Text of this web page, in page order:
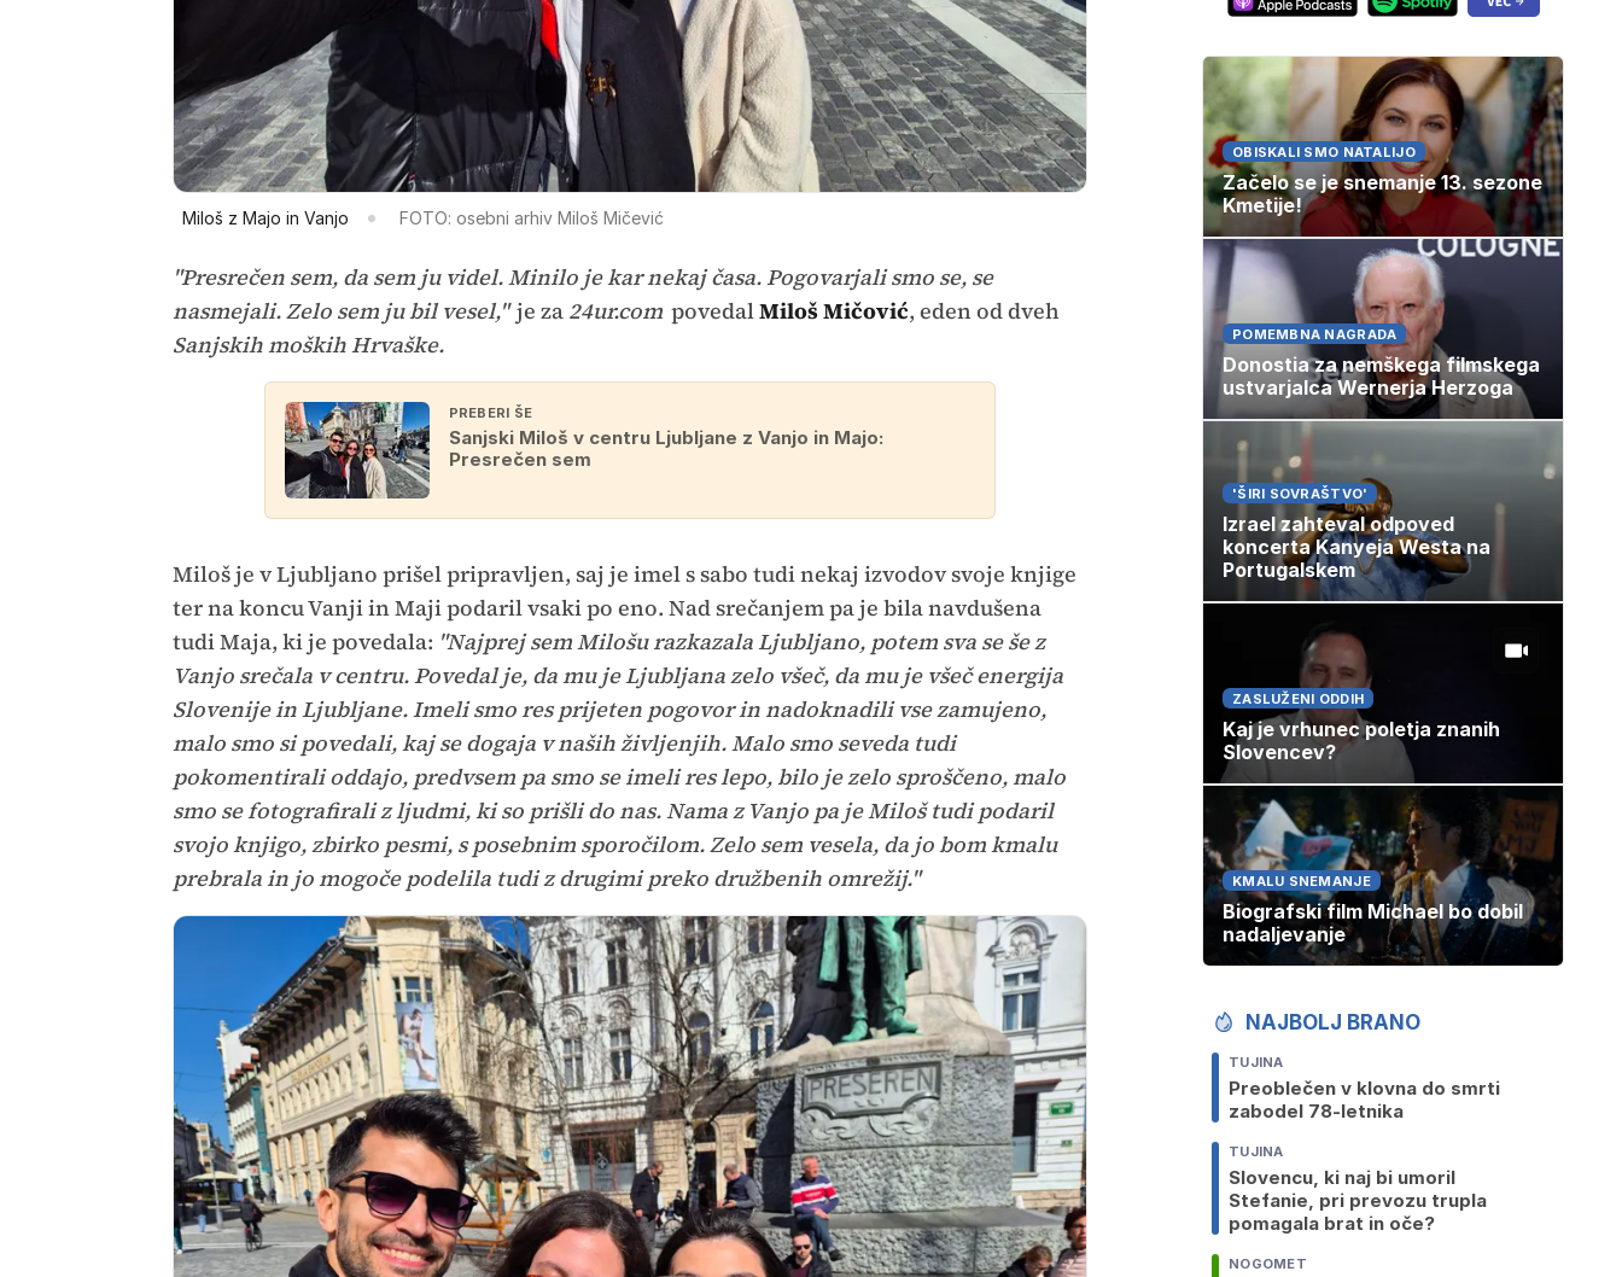
Miloš z Majo in Vanjo FOTO: osebni arhiv Miloš Mičević
"Presrečen sem, da sem ju videl. Minilo je kar nekaj časa. Pogovarjali smo se, se
nasmejali. Zelo sem ju bil vesel,"je za 24ur.com povedalMiloš Mičović, eden od dveh
Sanjskih moških Hrvaške.
PREBERI ŠE
Sanjski Miloš v centru Ljubljane z Vanjo in Majo:
Presrečen sem
Miloš je v Ljubljano prišel pripravljen, saj je imel s sabo tudi nekaj izvodov svoje knjige
ter na koncu Vanji in Maji podaril vsaki po eno. Nad srečanjem pa je bila navdušena
tudi Maja, ki je povedala: "Najprej sem Milošu razkazala Ljubljano, potem sva se še z
Vanjo srečala v centru. Povedal je, da mu je Ljubljana zelo všeč, da mu je všeč energija
Slovenije in Ljubljane. Imeli smo res prijeten pogovor in nadoknadili vse zamujeno,
malo smo si povedali, kaj se dogaja v naših življenjih. Malo smo seveda tudi
pokomentirali oddajo, predvsem pa smo se imeli res lepo, bilo je zelo sproščeno, malo
smo se fotografirali z ljudmi, ki so prišli do nas. Nama z Vanjo pa je Miloš tudi podaril
svojo knjigo, zbirko pesmi, s posebnim sporočilom. Zelo sem vesela, da jo bom kmalu
prebrala in jo mogoče podelila tudi z drugimi preko družbenih omrežij."
OBISKALI SMO NATALIJO
Začelo se je snemanje 13. sezone
Kmetije!
POMEMBNA NAGRADA
Donostia za nemškega filmskega
ustvarjalca Wernerja Herzoga
'ŠIRI SOVRAŠTVO'
Izrael zahteval odpoved
koncerta Kanyeja Westa na
Portugalskem
ZASLUŽENI ODDIH
Kaj je vrhunec poletja znanih
Slovencev?
KMALU SNEMANJE
Biografski film Michael bo dobil
nadaljevanje
NAJBOLJ BRANO
TUJINA
Preoblečen v klovna do smrti
zabodel 78-letnika
TUJINA
Slovencu, ki naj bi umoril
Stefanie, pri prevozu trupla
pomagala brat in oče?
NOGOMET